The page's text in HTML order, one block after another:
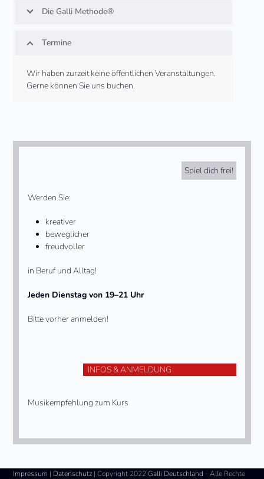
Die Galli Methode®
Termine
Wir haben zurzeit keine öffentlichen Veranstaltungen.
Gerne können Sie uns buchen.
Spiel dich frei!
Werden Sie:
kreativer
beweglicher
freudvoller
in Beruf und Alltag!
Jeden Dienstag von 19–21 Uhr
Bitte vorher anmelden!
INFOS & ANMELDUNG
Musikempfehlung zum Kurs
Impressum | Datenschutz | Copyright 2022Galli Deutschland - Alle Rechte